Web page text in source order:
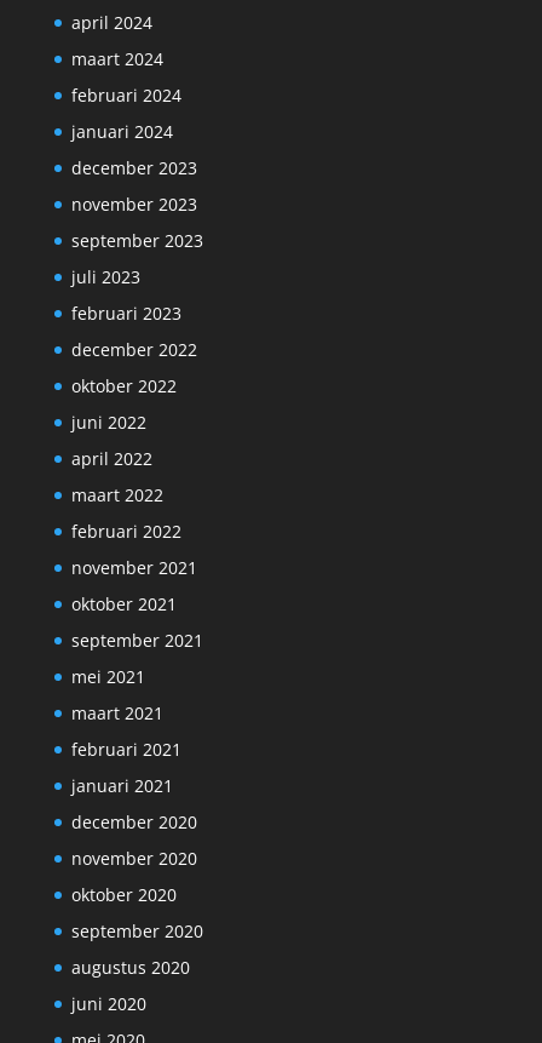
april 2024
maart 2024
februari 2024
januari 2024
december 2023
november 2023
september 2023
juli 2023
februari 2023
december 2022
oktober 2022
juni 2022
april 2022
maart 2022
februari 2022
november 2021
oktober 2021
september 2021
mei 2021
maart 2021
februari 2021
januari 2021
december 2020
november 2020
oktober 2020
september 2020
augustus 2020
juni 2020